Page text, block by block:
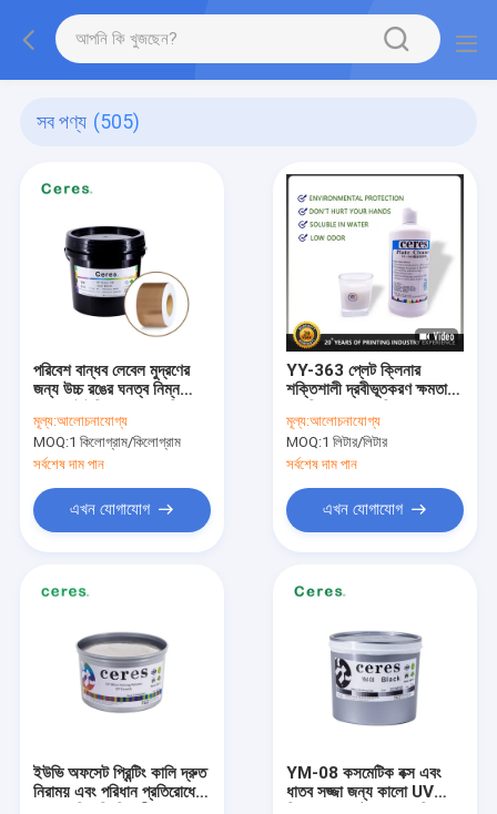
সব পণ্য (505)
পরিবেশ বান্ধব লেবেল মুদ্রণের
জন্য উচ্চ রঙের ঘনত্ব নিম্ন
মূল্য:আলোচনাযোগ্য
MOQ:1 কিলোগ্রাম/কিলোগ্রাম
সর্বশেষ দাম পান
এখন যোগাযোগ
YY-363 প্লেট ক্লিনার
শক্তিশালী দ্রবীভূতকরণ ক্ষমতা
প্রিন্টিং প্লেট পরিষ্কারের জন্য
মূল্য:আলোচনাযোগ্য
MOQ:1 লিটার/লিটার
সর্বশেষ দাম পান
এখন যোগাযোগ
ইউভি অফসেট প্রিন্টিং কালি দ্রুত
নিরাময় এবং পরিধান প্রতিরোধের
YM-08 কসমেটিক বক্স এবং
ধাতব সজ্জা জন্য কালো UV